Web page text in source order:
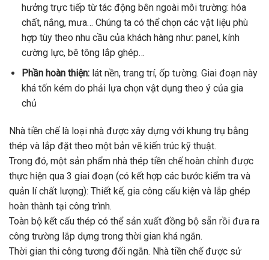
hưởng trực tiếp từ tác động bên ngoài môi trường: hóa
chất, nắng, mưa… Chúng ta có thể chọn các vật liệu phù
hợp tùy theo nhu cầu của khách hàng như: panel, kính
cường lực, bê tông lắp ghép…
Phần hoàn thiện:lát nền, trang trí, ốp tường. Giai đoạn này
khá tốn kém do phải lựa chọn vật dụng theo ý của gia
chủ
Nhà tiền chế là loại nhà được xây dựng với khung trụ bằng
thép và lắp đặt theo một bản vẽ kiến trúc kỹ thuật.
Trong đó, một sản phẩm nhà thép tiền chế hoàn chỉnh được
thực hiện qua 3 giai đoạn (có kết hợp các bước kiểm tra và
quản lí chất lượng): Thiết kế, gia công cấu kiện và lắp ghép
hoàn thành tại công trình.
Toàn bộ kết cấu thép có thể sản xuất đồng bộ sẵn rồi đưa ra
công trường lắp dựng trong thời gian khá ngắn.
Thời gian thi công tương đối ngắn. Nhà tiền chế được sử